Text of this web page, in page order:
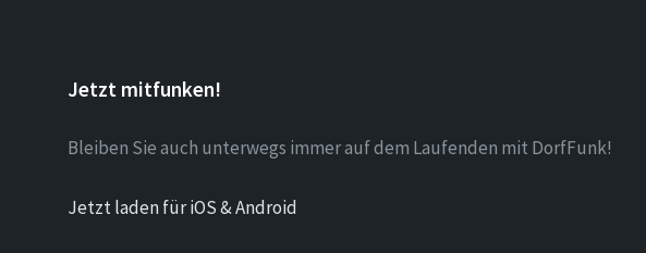
Jetzt mitfunken!
Bleiben Sie auch unterwegs immer auf dem Laufenden mit DorfFunk!
Jetzt laden für iOS & Android